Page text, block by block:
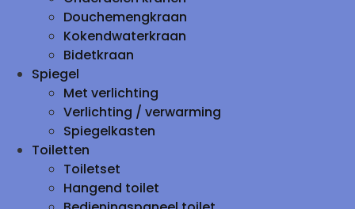
Douchemengkraan
Kokendwaterkraan
Bidetkraan
Spiegel
Met verlichting
Verlichting / verwarming
Spiegelkasten
Toiletten
Toiletset
Hangend toilet